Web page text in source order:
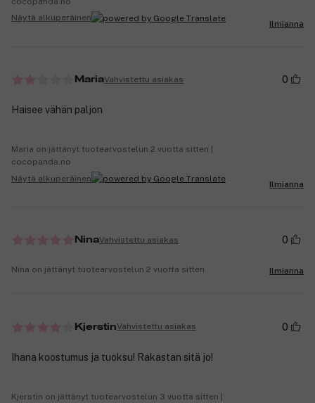
Näytä alkuperäinen
Ilmianna
MariaVahvistettu asiakas 0
Haisee vähän paljon
Maria on jättänyt tuotearvostelun 2 vuotta sitten |
cocopanda.no
Näytä alkuperäinen
Ilmianna
NinaVahvistettu asiakas 0
Nina on jättänyt tuotearvostelun 2 vuotta sitten Ilmianna
KjerstinVahvistettu asiakas 0
Ihana koostumus ja tuoksu! Rakastan sitä jo!
Kjerstin on jättänyt tuotearvostelun 3 vuotta sitten |